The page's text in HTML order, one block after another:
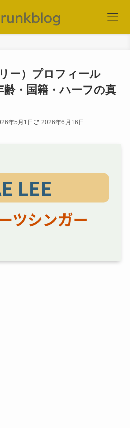
ー）プロフィール
齢・国籍・ハーフの真
年5月1日 2026年6月16日